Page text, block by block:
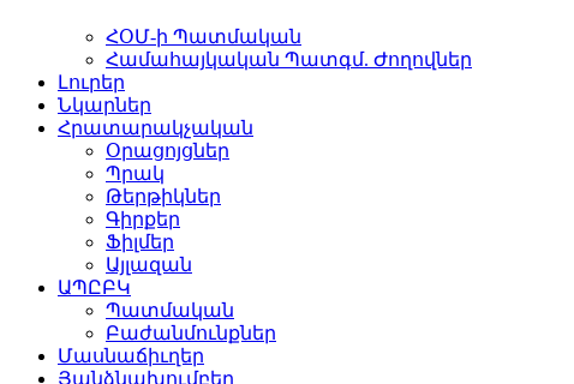
ՀՕՄ-ի Պատմական
Համահայկական Պատգմ. Ժողովներ
Լուրեր
Նկարներ
Հրատարակչական
Օրացոյցներ
Պրակ
Թերթիկներ
Գիրքեր
Ֆիլմեր
Այլազան
ԱՊԸԲԿ
Պատմական
Բաժանմունքներ
Մասնաճիւղեր
Յանձնախումբեր